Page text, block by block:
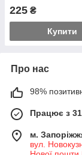
225 ₴
Купити
Про нас
98%
Працює з
м.
вул.